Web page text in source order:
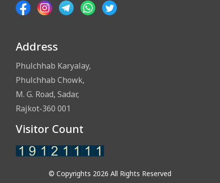
Address
Phulchhab Karyalay,
Phulchhab Chowk,
M. G. Road, Sadar,
Rajkot-360 001
Visitor Count
© Copyrights 2026 All Rights Reserved